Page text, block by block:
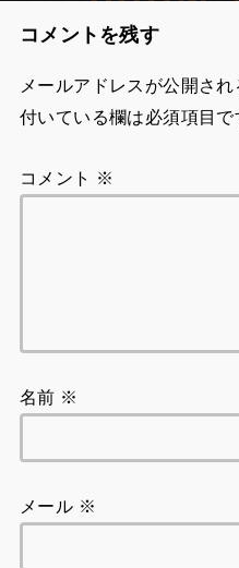
コメントを残す
メールアドレスが公開され
付いている欄は必須項目で
コメント ※
名前 ※
メール ※